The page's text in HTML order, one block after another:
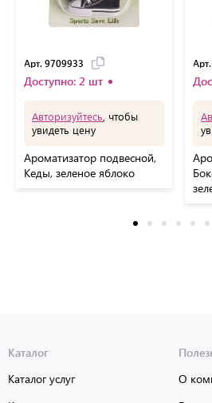
Арт. 9709933
Доступно: 2 шт
Авторизуйтесь , чтобы
увидеть цену
Ароматизатор подвесной,
Кеды, зеленое яблоко
Каталог
Каталог услуг
О